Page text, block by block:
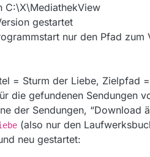
C:\X\MediathekView
gestartet
nur den Pfad
= Sturm der Liebe, Zielpfad
die gefundenen Sendungen
der Sendungen,
(also nur den
neu gestartet: